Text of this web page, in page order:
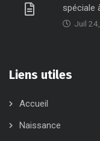
spéciale
Juil
Liens utiles
Accueil
Naissance